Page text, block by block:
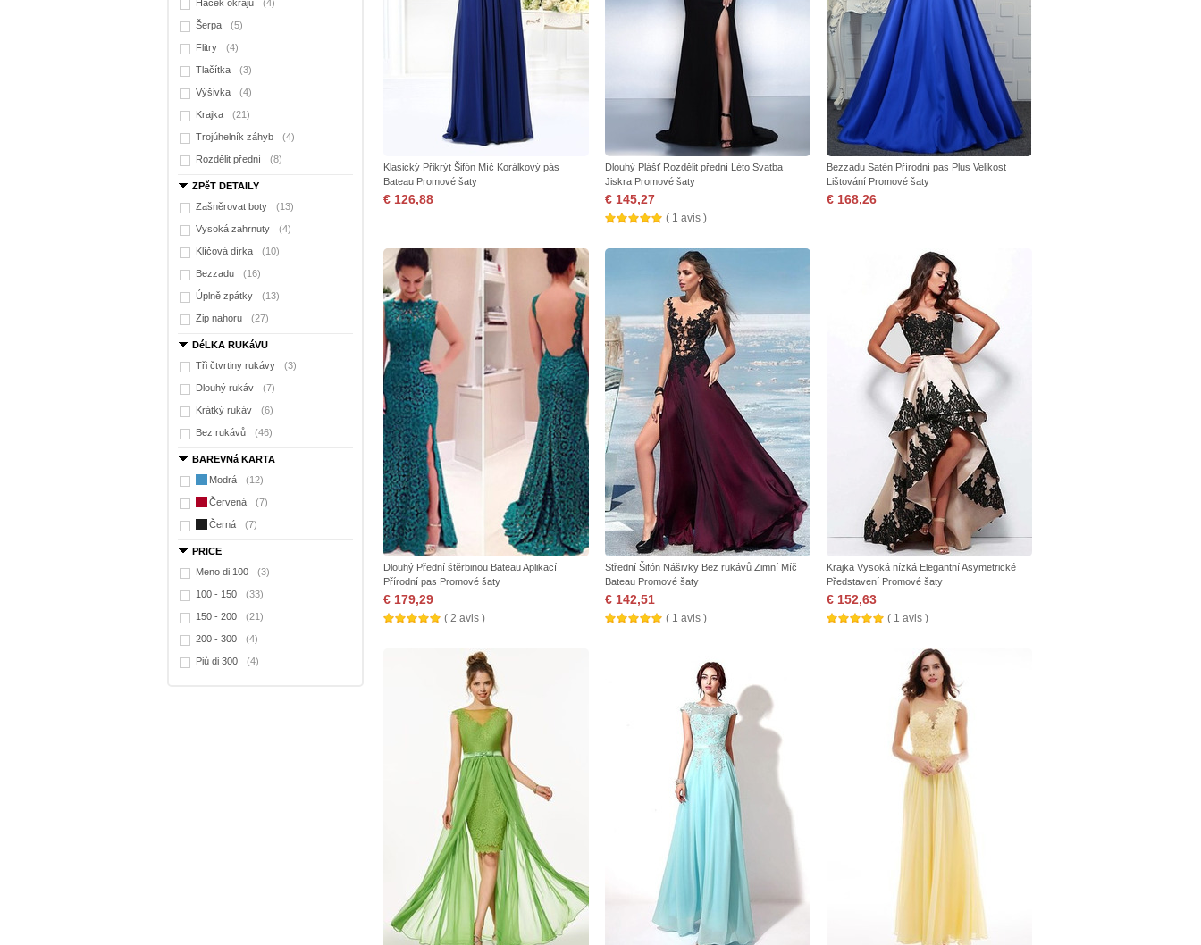
Háček okrajů (4)
Šerpa (5)
Flitry (4)
Tlačítka (3)
Výšivka (4)
Krajka (21)
Trojúhelník záhyb (4)
Rozdělit přední (8)
ZPěT DETAILY
Zašněrovat boty
(13)
Vysoká zahrnuty (4)
Klíčová dírka (10)
Bezzadu (16)
Úplně zpátky (13)
Zip nahoru (27)
DéLKA RUKáVU
Tři čtvrtiny rukávy
(3)
Dlouhý rukáv (7)
Krátký rukáv (6)
Bez rukávů (46)
BAREVNá KARTA
Modrá
(12)
Červená (7)
Černá (7)
PRICE
Meno di 100
(3)
100 - 150 (33)
150 - 200 (21)
200 - 300 (4)
Più di 300 (4)
Klasický Přikrýt Šifón Míč Korálkový pás
Bateau Promové šaty
€ 126,88
Dlouhý Plášť Rozdělit přední Léto Svatba
Jiskra Promové šaty
€ 145,27
( 1 avis )
Bezzadu Satén Přírodní pas Plus Velikost
Lištování Promové šaty
€ 168,26
Dlouhý Přední štěrbinou Bateau Aplikací
Přírodní pas Promové šaty
€ 179,29
( 2 avis )
Střední Šifón Nášivky Bez rukávů Zimní Míč
Bateau Promové šaty
€ 142,51
( 1 avis )
Krajka Vysoká nízká Elegantní Asymetrické
Představení Promové šaty
€ 152,63
( 1 avis )